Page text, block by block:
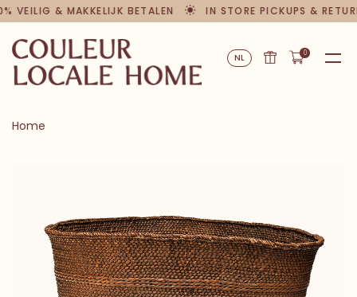
VEILIG & MAKKELIJK BETALEN IN STORE PICKUPS &
NL 0
Home